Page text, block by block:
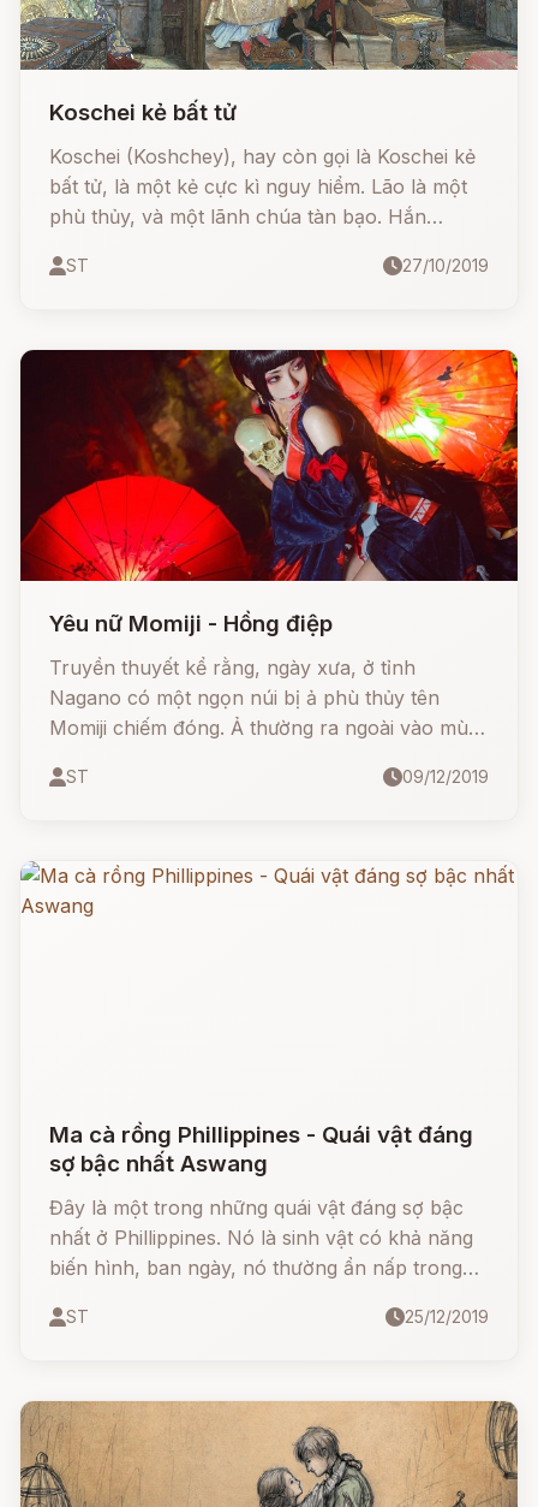
Koschei kẻ bất tử
Koschei (Koshchey), hay còn gọi là Koschei kẻ
bất tử, là một kẻ cực kì nguy hiểm. Lão là một
phù thủy, và một lãnh chúa tàn bạo. Hắn
đáng sợ, sống trong tòa lâu đài băng sâu trong
ST 27/10/2019
Yêu nữ Momiji - Hồng điệp
Truyền thuyết kể rằng, ngày xưa, ở tỉnh
Nagano có một ngọn núi bị ả phù thủy tên
Momiji chiếm đóng. Ả thường ra ngoài vào mùa
ST 09/12/2019
Ma cà rồng Phillippines - Quái vật đáng
sợ bậc nhất Aswang
Đây là một trong những quái vật đáng sợ bậc
nhất ở Phillippines. Nó là sinh vật có khả năng
biến hình, ban ngày, nó thường ẩn nấp trong
kẻ nhút nhát, khép kín nhất trong làng), đêm
ST 25/12/2019